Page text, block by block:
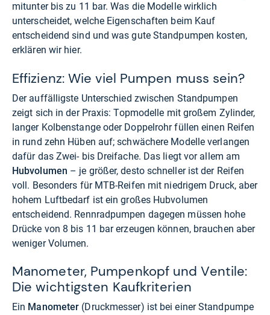
mitunter bis zu 11 bar. Was die Modelle wirklich
unterscheidet, welche Eigenschaften beim Kauf
entscheidend sind und was gute Standpumpen kosten,
erklären wir hier.
Effizienz: Wie viel Pumpen muss sein?
Der auffälligste Unterschied zwischen Standpumpen
zeigt sich in der Praxis: Topmodelle mit großem Zylinder,
langer Kolbenstange oder Doppelrohr füllen einen Reifen
in rund zehn Hüben auf; schwächere Modelle verlangen
dafür das Zwei- bis Dreifache. Das liegt vor allem am
Hubvolumen – je größer, desto schneller ist der Reifen
voll. Besonders für MTB-Reifen mit niedrigem Druck, aber
hohem Luftbedarf ist ein großes Hubvolumen
entscheidend. Rennradpumpen dagegen müssen hohe
Drücke von 8 bis 11 bar erzeugen können, brauchen aber
weniger Volumen.
Manometer, Pumpenkopf und Ventile:
Die wichtigsten Kaufkriterien
Ein Manometer (Druckmesser) ist bei einer Standpumpe